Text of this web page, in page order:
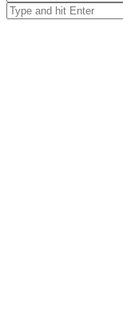
Close